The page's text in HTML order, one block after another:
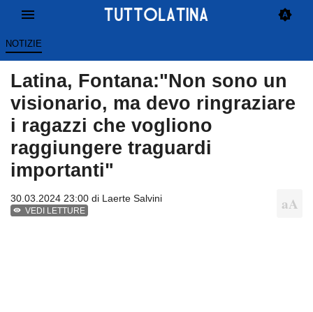
NOTIZIE
Latina, Fontana:"Non sono un
visionario, ma devo ringraziare
i ragazzi che vogliono
raggiungere traguardi
importanti"
30.03.2024 23:00 di Laerte Salvini
VEDI LETTURE